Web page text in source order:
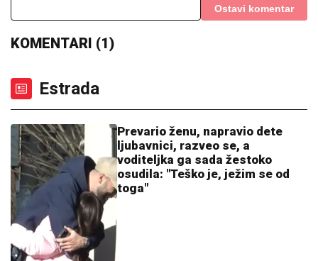
"ČULI SMO ZAPOMAGANJE, A ONDA SU NAŠLI
TELO"Komšije otkrile detalje ubistva Milke (82) na
Novom Beogradu: "Sina su izbegavali..."
ispratila Ruskinju koju je ugušio turski
državljanin u Borči: Sveštenik držao
POŽAR IZVAN KONTROLE:
Vetar širi
požar ka kućama, počela evakuacija
meštana - Haos u Šumarku
(FOTO/VIDEO)